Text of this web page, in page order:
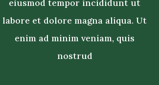
eiusmod tempor incididunt ut
labore et dolore magna aliqua. Ut
enim ad minim veniam, quis
nostrud